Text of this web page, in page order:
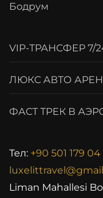
Бодрум
VIP-ТРАНСФЕР 7/
ЛЮКС АВТО
ФАСТ ТРЕК В
Тел: +90 501 179 04
Liman Mahallesi